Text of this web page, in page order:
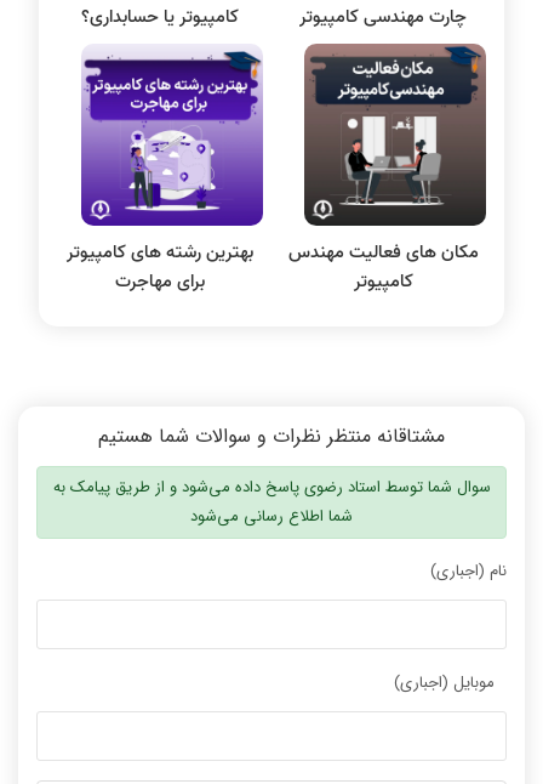
پایگاه داده
الکترونیک دیجیتال
سیستم عامل
نظریه زبانها
سیگنال و سیستمها
چارت مهندسی کامپیوتر کامپیوتر یا حسابداری؟
مکان های فعالیت مهندس
کامپیوتر
بهترین رشته های کامپیوتر
برای مهاجرت
مشتاقانه منتظر نظرات و سوالات شما هستیم
سوال شما توسط استاد رضوی پاسخ داده می‌شود و از طریق پیامک به
شما اطلاع رسانی می‌شود
نام (اجباری)
موبایل (اجباری)